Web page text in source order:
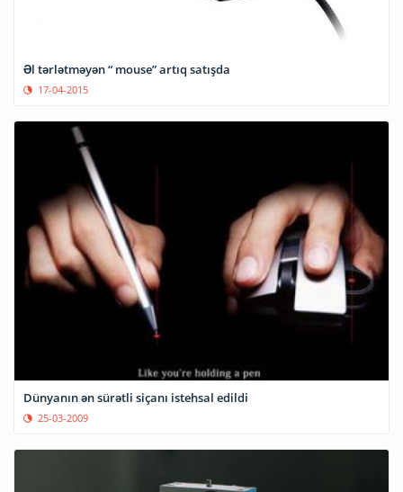
Əl tərlətməyən “ mouse” artıq satışda
17-04-2015
Dünyanın ən sürətli siçanı istehsal edildi
25-03-2009